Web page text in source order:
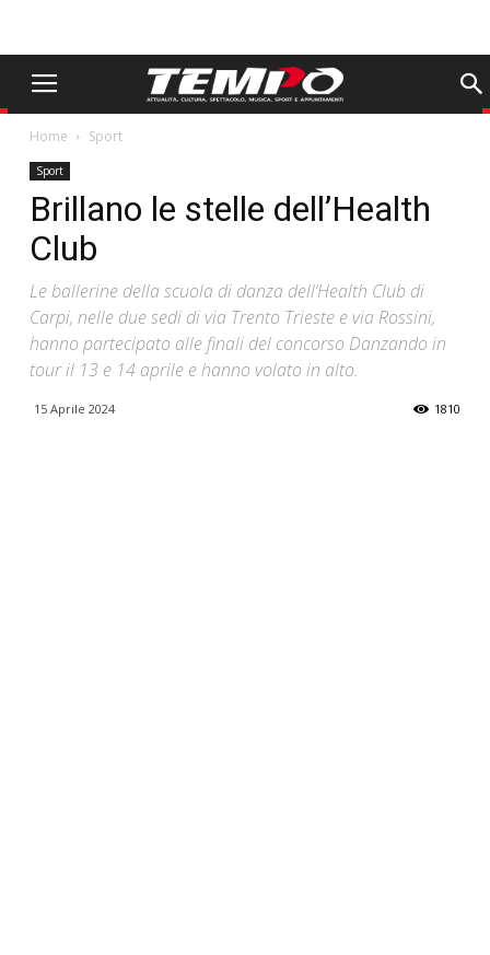
Home Sport
Sport
Brillano le stelle dell’Health
Club
Le ballerine della scuola di danza dell’Health Club di
Carpi, nelle due sedi di via Trento Trieste e via Rossini,
hanno partecipato alle finali del concorso Danzando in
tour il 13 e 14 aprile e hanno volato in alto.
15 Aprile 2024 1810